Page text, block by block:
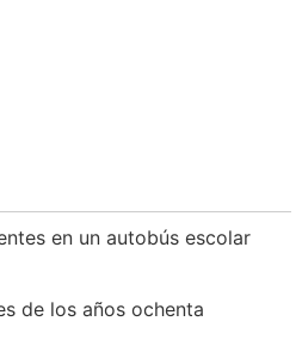
en un autobús escolar
de los años ochenta